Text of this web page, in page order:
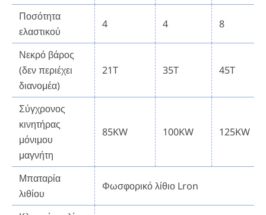
Ποσότητα
ελαστικού
4 4 8
Νεκρό βάρος
(δεν περιέχει
διανομέα)
21T 35T 45T
Σύγχρονος
κινητήρας
μόνιμου
μαγνήτη
85KW 100KW 125KW
Μπαταρία
λιθίου
Φωσφορικό λίθιο Lron